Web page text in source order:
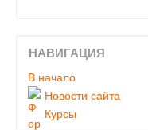
НАВИГАЦИЯ
В начало
Новости сайта
Курсы